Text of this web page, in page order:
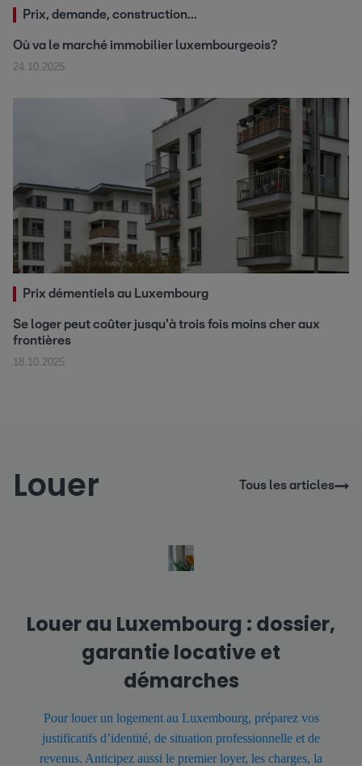
Prix, demande, construction...
Où va le marché immobilier luxembourgeois?
24.10.2025
Prix démentiels au Luxembourg
Se loger peut coûter jusqu'à trois fois moins cher aux
frontières
18.10.2025
Louer Tous les articles
Louer au Luxembourg : dossier,
garantie locative et
démarches
Pour louer un logement au Luxembourg, préparez vos
justificatifs d’identité, de situation professionnelle et de
revenus. Anticipez aussi le premier loyer, les charges, la